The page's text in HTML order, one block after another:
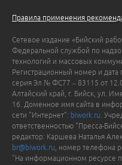
Правила применения
Сетевое издание «Бийский
Федеральной службой по
технологий и массовых
Регистрационный номер и дата
серия Эл № ФС77 – 83115 от
Алтайский край, г. Бийск, ул.
16. Доменное имя сайта в
сети "Интернет": biwork.ru .
ответственностью "Пресса-
редактор: Каршева Наталья
br@biwork.ru , номер телефона
"На информационном ресурсе